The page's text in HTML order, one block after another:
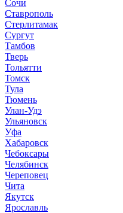
Сочи
Ставрополь
Стерлитамак
Сургут
Тамбов
Тверь
Тольятти
Томск
Тула
Тюмень
Улан-Удэ
Ульяновск
Уфа
Хабаровск
Чебоксары
Челябинск
Череповец
Чита
Якутск
Ярославль